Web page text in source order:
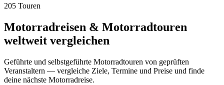
205 Touren
Motorradreisen & Motorradtouren
weltweit vergleichen
Geführte und selbstgeführte Motorradtouren von geprüften
Veranstaltern — vergleiche Ziele, Termine und Preise und finde
deine nächste Motorradreise.